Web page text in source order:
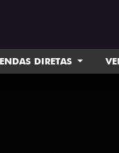
DIRETAS